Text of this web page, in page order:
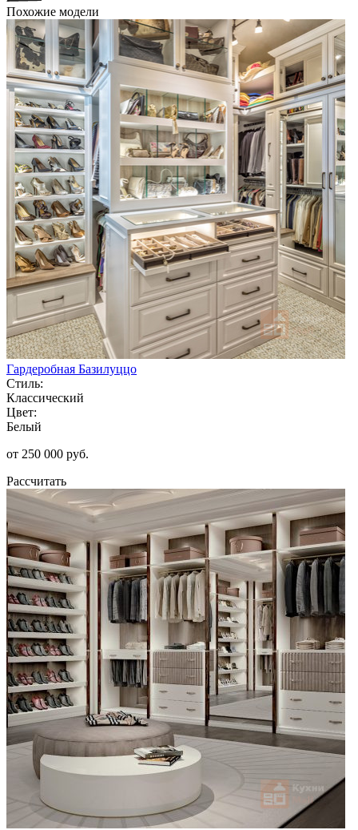
Похожие модели
Гардеробная Базилуццо
Стиль:
Классический
Цвет:
Белый
от 250 000 руб.
Рассчитать